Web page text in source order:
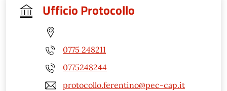
Ufficio Protocollo
0775 248211
0775248244
protocollo.ferentino@pec-cap.it